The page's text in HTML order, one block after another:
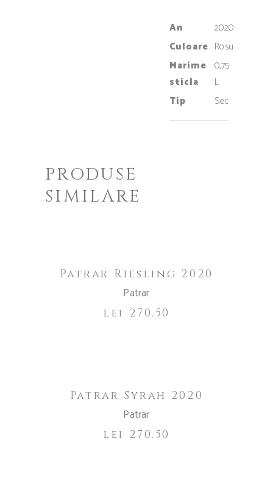
An
2020
Culoare Rosu
Marime
sticla
0,75
L
Tip
Sec
PRODUSE
SIMILARE
Patrar Riesling 2020
Patrar
lei 270.50
Patrar Syrah 2020
Patrar
lei 270.50